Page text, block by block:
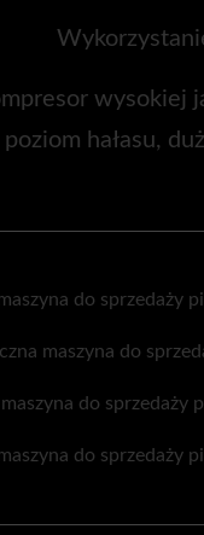
wysokiej
hałasu,